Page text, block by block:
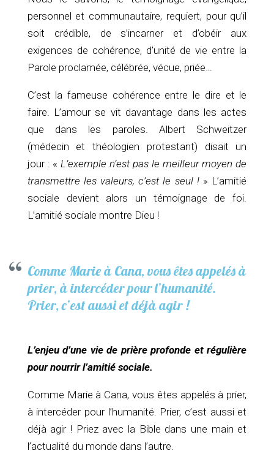
personnel et communautaire, requiert, pour qu’il
soit crédible, de s’incarner et d’obéir aux
exigences de cohérence, d’unité de vie entre la
Parole proclamée, célébrée, vécue, priée…
C’est la fameuse cohérence entre le dire et le
faire. L’amour se vit davantage dans les actes
que dans les paroles. Albert Schweitzer
(médecin et théologien protestant) disait un
jour : «L’exemple n’est pas le meilleur moyen de
transmettre les valeurs, c’est le seul !» L’amitié
sociale devient alors un témoignage de foi.
L’amitié sociale montre Dieu !
Comme Marie à Cana, vous êtes appelés à
prier, à intercéder pour l’humanité.
Prier, c’est aussi et déjà agir !
L’enjeu d’une vie de prière profonde et régulière
pour nourrir l’amitié sociale.
Comme Marie à Cana, vous êtes appelés à prier,
à intercéder pour l’humanité. Prier, c’est aussi et
déjà agir ! Priez avec la Bible dans une main et
l’actualité du monde dans l’autre.